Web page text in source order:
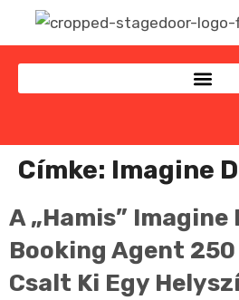
Címke: Imagine
A „hamis” Imagine
Booking Agent
Csalt Ki Egy